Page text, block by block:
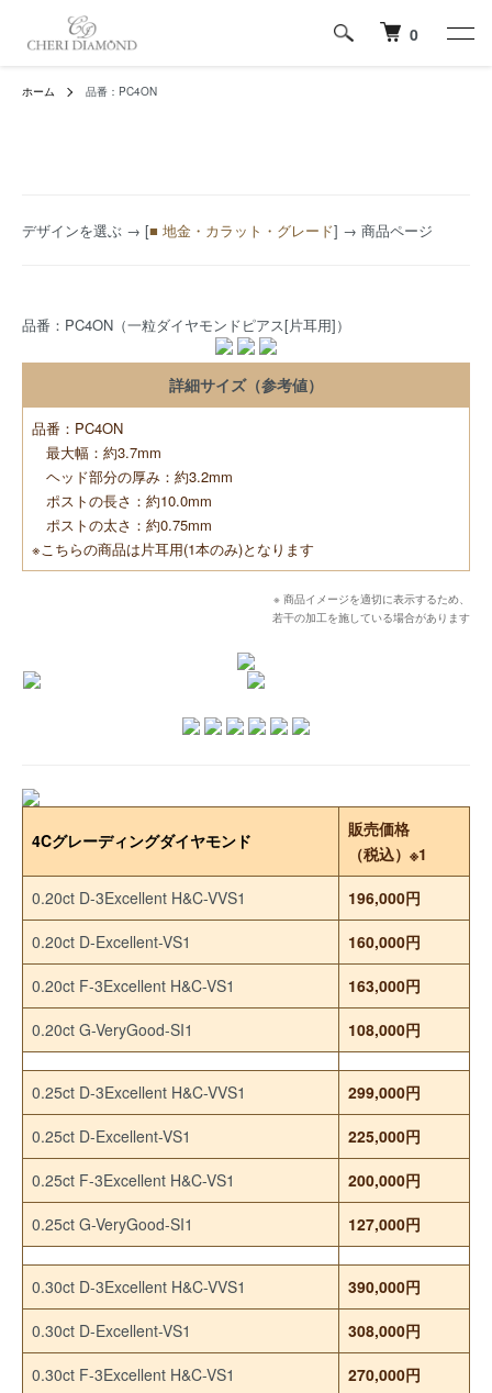
0
ホーム 品番：PC4ON
デザインを選ぶ → [■ 地金・カラット・グレード] → 商品ページ
品番：PC4ON（一粒ダイヤモンドピアス[片耳用]）
詳細サイズ（参考値）
品番：PC4ON
最大幅：約3.7mm
ヘッド部分の厚み：約3.2mm
ポストの長さ：約10.0mm
ポストの太さ：約0.75mm
※こちらの商品は片耳用(1本のみ)となります
※ 商品イメージを適切に表示するため、
若干の加工を施している場合があります
4Cグレーディングダイヤモンド
販売価格
（税込）※1
0.20ct D-3Excellent H&C-VVS1
196,000円
0.20ct D-Excellent-VS1
160,000円
0.20ct F-3Excellent H&C-VS1
163,000円
0.20ct G-VeryGood-SI1
108,000円
0.25ct D-3Excellent H&C-VVS1
299,000円
0.25ct D-Excellent-VS1
225,000円
0.25ct F-3Excellent H&C-VS1
200,000円
0.25ct G-VeryGood-SI1
127,000円
0.30ct D-3Excellent H&C-VVS1
390,000円
0.30ct D-Excellent-VS1
308,000円
0.30ct F-3Excellent H&C-VS1
270,000円